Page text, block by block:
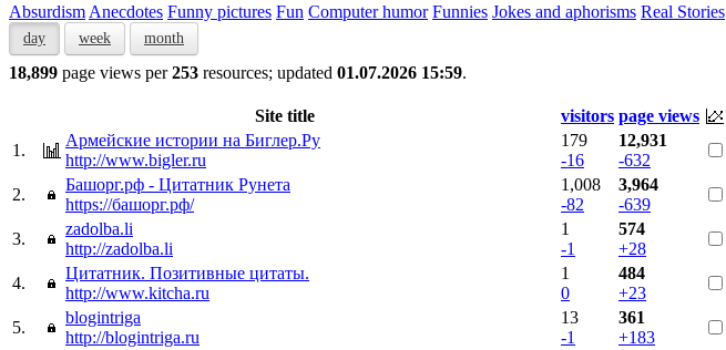
Absurdism Anecdotes Funny pictures Fun Computer humor Funnies Jokes and aphorisms Real Stories
day week month
18,899 page views per253 resources; updated 01.07.2026 15:59.
Site title visitors page views
1.
Армейские истории на Биглер.Ру
http://www.bigler.ru
179
-16
12,931
-632
2.
Башорг.рф - Цитатник Рунета
https://башорг.рф/
1,008
-82
3,964
-639
3.
zadolba.li
http://zadolba.li
1
-1
574
+28
4.
Цитатник. Позитивные цитаты.
http://www.kitcha.ru
1
0
484
+23
5.
blogintriga
http://blogintriga.ru
13
-1
361
+183